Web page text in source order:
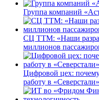
Группа компаний
СЦ ТТМ: «Наши
миллионов
Цифровой цех:
работу в «Северстали»